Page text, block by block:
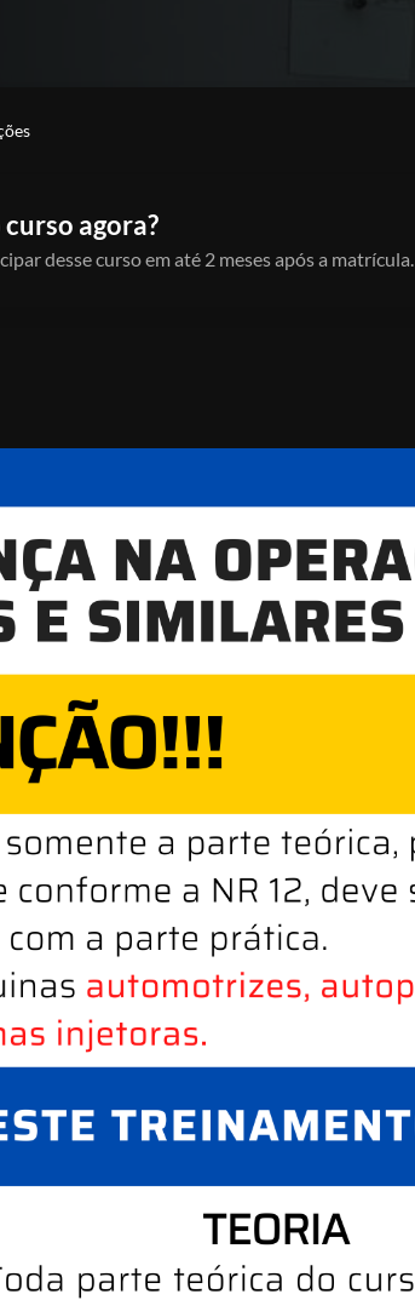
agora?
desse curso em até 2 meses após a matrícula.